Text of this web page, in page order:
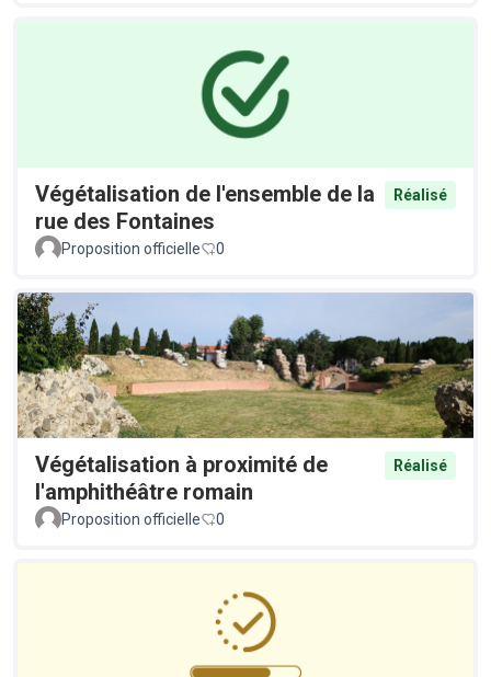
Végétalisation de l'ensemble de la
rue des Fontaines
Réalisé
Proposition officielle 0
Végétalisation à proximité de
l'amphithéâtre romain
Réalisé
Proposition officielle 0